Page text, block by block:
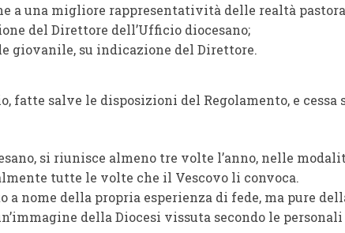
una migliore rappresentatività delle realtà
del Direttore dell’Ufficio diocesano;
giovanile, su indicazione del Direttore.
salve le disposizioni del Regolamento, e cessa
si riunisce almeno tre volte l’anno, nelle
tutte le volte che il Vescovo li convoca.
nome della propria esperienza di fede, ma pure
della Diocesi vissuta secondo le